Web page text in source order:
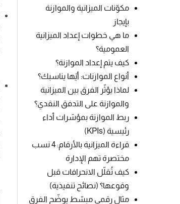
مكوّنات الميزانية والموازنة
بإيجاز
ما هي خطوات إعداد الميزانية
العمومية؟
كيف يتم إعداد الموازنة؟
أنواع الموازنات: أيّها يناسبك؟
لماذا يؤثّر الفرق بين الميزانية
والموازنة على التدفق النقدي؟
ربط الموازنة بمؤشرات أداء
رئيسية (KPIs)
قراءة الميزانية بالأرقام: 4 نسب
مختصرة تهم الإدارة
كيف تُقلّل الانحرافات قبل
وقوعها؟ (نصائح تنفيذية)
مثال رقمي مبسّط يوضّح الفرق